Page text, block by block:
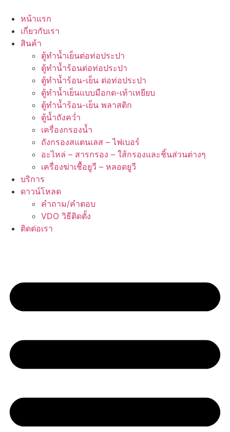
content
หน้าแรก
เกี่ยวกับเรา
สินค้า
ตู้ทำน้ำเย็นต่อท่อประปา
ตู้ทำน้ำร้อนต่อท่อประปา
ตู้ทำน้ำร้อน-เย็น ต่อท่อประปา
ตู้ทำน้ำเย็นแบบมือกด-เท้าเหยียบ
ตู้ทำน้ำร้อน-เย็น พลาสติก
ตู้น้ำถังคว่ำ
เครื่องกรองน้ำ
ถังกรองสแตนเลส – ไฟเบอร์
อะไหล่ – สารกรอง – ใส้กรองและชิ้นส่วนต่างๆ
เครื่องฆ่าเชื้อยูวี – หลอดยูวี
บริการ
ดาวน์โหลด
คำถาม/คำตอบ
VDO วิธีติดตั้ง
ติดต่อเรา